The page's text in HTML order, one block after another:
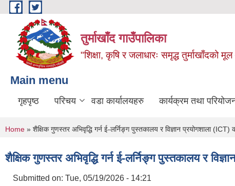
Skip to main content
तुर्माखाँद गाउँपालिका
"शिक्षा, कृषि र जलाधारः समृद्ध तुर्माखाँदको
Main menu
गृहपृष्ठ परिचय वडा कार्यालयहरु कार्यक्रम तथा
You are here
Home » शैक्षिक गुणस्तर अभिवृद्धि गर्न ई-लर्निङ्ग पुस्तकालय र विज्ञान प्रयोगशाला (ICT)
शैक्षिक गुणस्तर अभिवृद्धि गर्न ई-लर्निङ्ग पुस्तकालय र
Submitted on: Tue, 05/19/2026 - 14:21